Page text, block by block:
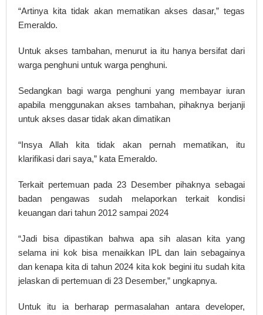
“Artinya kita tidak akan mematikan akses dasar,” tegas
Emeraldo.
Untuk akses tambahan, menurut ia itu hanya bersifat dari
warga penghuni untuk warga penghuni.
Sedangkan bagi warga penghuni yang membayar iuran
apabila menggunakan akses tambahan, pihaknya berjanji
untuk akses dasar tidak akan dimatikan
“Insya Allah kita tidak akan pernah mematikan, itu
klarifikasi dari saya,” kata Emeraldo.
Terkait pertemuan pada 23 Desember pihaknya sebagai
badan pengawas sudah melaporkan terkait kondisi
keuangan dari tahun 2012 sampai 2024
“Jadi bisa dipastikan bahwa apa sih alasan kita yang
selama ini kok bisa menaikkan IPL dan lain sebagainya
dan kenapa kita di tahun 2024 kita kok begini itu sudah kita
jelaskan di pertemuan di 23 Desember,” ungkapnya.
Untuk itu ia berharap permasalahan antara developer,